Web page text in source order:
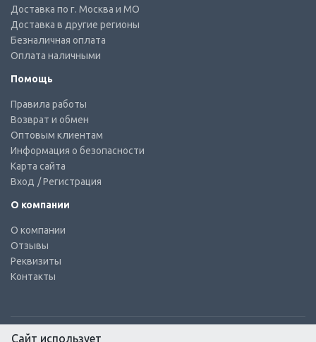
Доставка по г. Москва и МО
Доставка в другие регионы
Безналичная оплата
Оплата наличными
Помощь
Правила работы
Возврат и обмен
Оптовым клиентам
Информация о безопасности
Карта сайта
Вход / Регистрация
О компании
О компании
Отзывы
Реквизиты
Контакты
Сайт использует